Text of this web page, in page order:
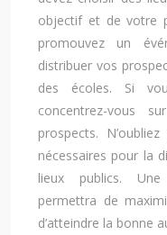
objectif et de votre
promouvez un
distribuer vos
des écoles. Si
concentrez-vous
prospects.
nécessaires pour la
lieux publics.
permettra de
d’atteindre la bonne